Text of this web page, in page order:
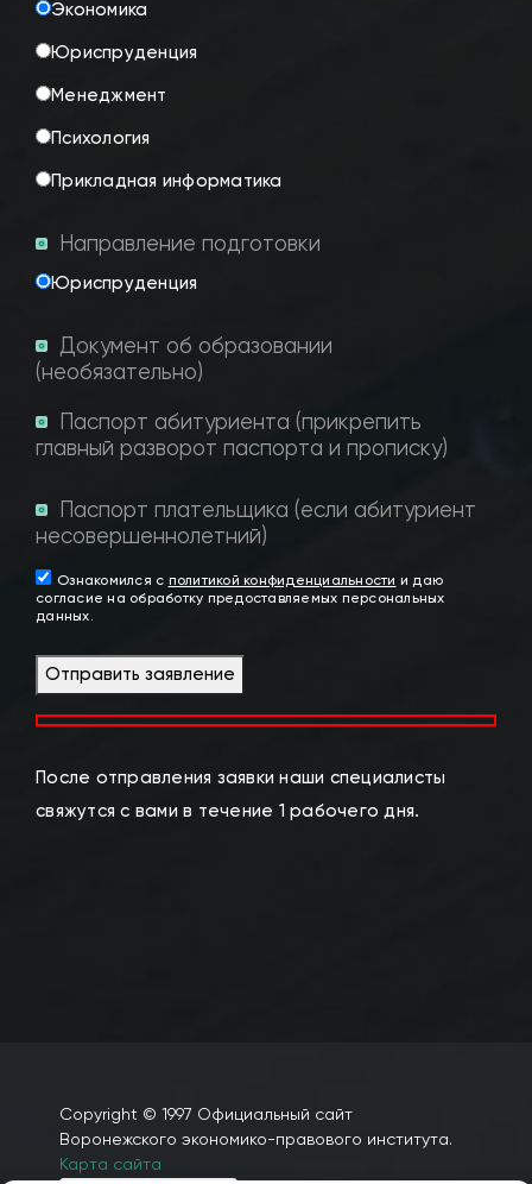
Экономика
Юриспруденция
Менеджмент
Психология
Прикладная информатика
Направление подготовки
Юриспруденция
Документ об образовании
(необязательно)
Паспорт абитуриента (прикрепить
главный разворот паспорта и прописку)
Паспорт плательщика (если абитуриент
несовершеннолетний)
Ознакомился с политикой конфиденциальности и даю
согласие на обработку предоставляемых персональных
данных.
Отправить заявление
После отправления заявки наши специалисты
свяжутся с вами в течение 1 рабочего дня.
Copyright © 1997 Официальный сайт
Воронежского экономико-правового института.
Карта сайта